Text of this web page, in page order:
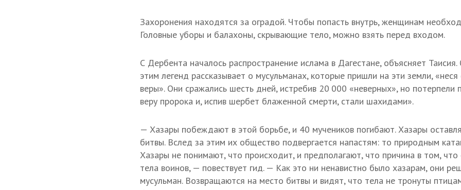
Захоронения находятся за оградой. Чтобы попасть внутрь, женщинам
Головные уборы и балахоны, скрывающие тело, можно взять перед входом.
С Дербента началось распространение ислама в Дагестане, объясняет
этим легенд рассказывает о мусульманах, которые пришли на эти земли, «неся
веры». Они сражались шесть дней, истребив 20 000 «неверных», но потерпели
веру пророка и, испив шербет блаженной смерти, стали шахидами».
— Хазары побеждают в этой борьбе, и 40 мучеников погибают. Хазары
битвы. Вслед за этим их общество подвергается напастям: то природным
Хазары не понимают, что происходит, и предполагают, что причина в том,
тела воинов, — повествует гид. — Как это ни ненавистно было хазарам, они
мусульман. Возвращаются на место битвы и видят, что тела не тронуты